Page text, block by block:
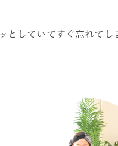
していてすぐ忘れてし